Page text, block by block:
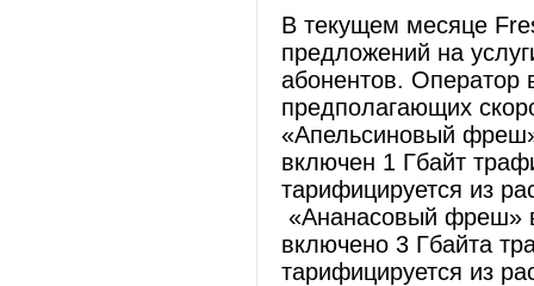
В текущем месяце
предложений на
абонентов. Оператор
предполагающих
«Апельсиновый
включен 1 Гбайт
тарифицируется из
«Ананасовый фреш»
включено 3 Гбайта
тарифицируется